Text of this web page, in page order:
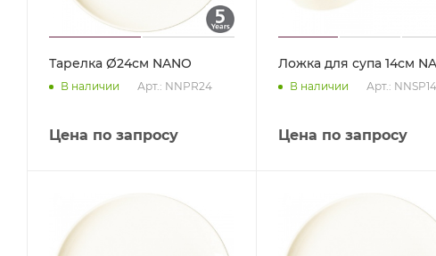
Тарелка Ø24см NANO
В наличии Арт.: NNPR24
Цена по запросу
Ложка для супа 14см
В наличии Арт.: NNSP14
Цена по запросу